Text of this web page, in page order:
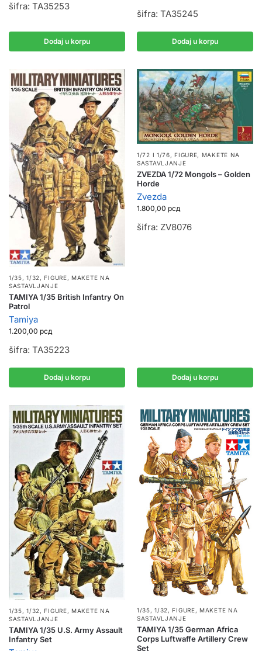
šifra: TA35253
Dodaj u korpu
šifra: TA35245
Dodaj u korpu
1/35, 1/32,FIGURE,MAKETE NA
SASTAVLJANJE
TAMIYA 1/35 British Infantry On
Patrol
Tamiya
1.200,00 рсд
šifra: TA35223
Dodaj u korpu
1/72 I 1/76,FIGURE, MAKETE NA
SASTAVLJANJE
ZVEZDA 1/72 Mongols – Golden
Horde
Zvezda
1.800,00 рсд
šifra: ZV8076
Dodaj u korpu
1/35, 1/32, FIGURE, MAKETE NA
SASTAVLJANJE
TAMIYA 1/35 U.S. Army Assault
Infantry Set
1/35, 1/32,FIGURE,MAKETE NA
SASTAVLJANJE
TAMIYA 1/35 German Africa
Corps Luftwaffe Artillery Crew
Set